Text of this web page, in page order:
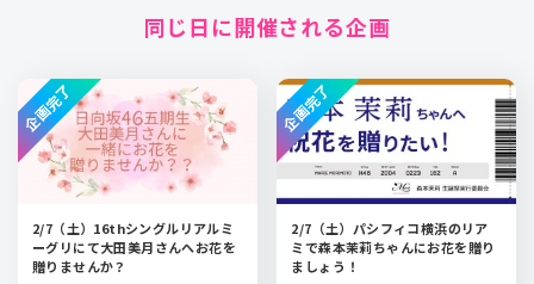
同じ日に開催される企画
2/7（土）16thシングルリアルミ
ーグリにて大田美月さんへお花を
贈りませんか？
企画完了
2/7（土）パシフィコ横浜のリア
ミで森本茉莉ちゃんにお花を贈り
ましょう！
企画完了